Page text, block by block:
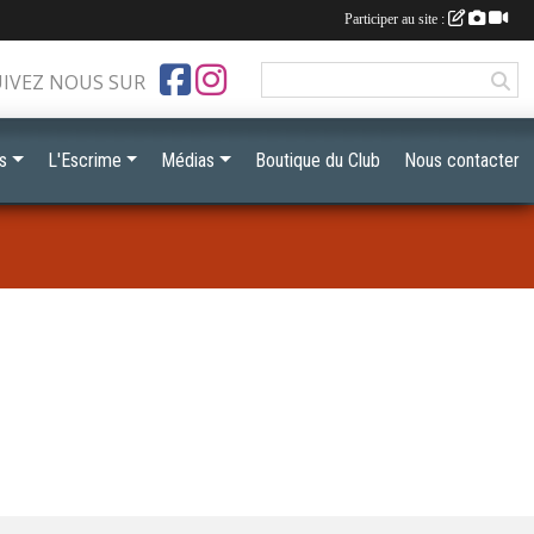
NOUS SUR
L'Escrime Médias Boutique du Club Nous contacter
Participer au site :